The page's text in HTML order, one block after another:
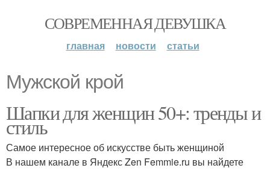
СОВРЕМЕННАЯ ДЕВУШКА
главная новости статьи
Мужской крой
Шапки для женщин 50+: тренды и
стиль
Самое интересное об искусстве быть женщиной
В нашем канале в Яндекс Zen Femmie.ru вы найдете